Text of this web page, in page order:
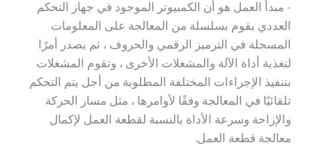
- مبدأ العمل هو أن الكمبيوتر الموجود في جهاز التحكم
العددي يقوم بسلسلة من المعالجة على المعلومات
المسجلة في الترميز الرقمي والحروف ، ثم يصدر أمرًا
لتغذية أداة الآلة والمشغلات الأخرى ، وتقوم المشغلات
بتنفيذ الإجراءات المختلفة المطلوبة من أجل يتم التحكم
تلقائيًا في المعالجة وفقًا لأوامرها ، مثل مسار الحركة
والإزاحة وسرعة الأداة بالنسبة لقطعة العمل لإكمال
معالجة قطعة العمل.